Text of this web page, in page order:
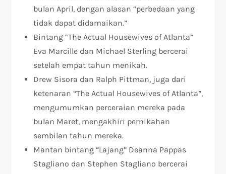
bulan April, dengan alasan “perbedaan yang
tidak dapat didamaikan.”
Bintang “The Actual Housewives of Atlanta”
Eva Marcille dan Michael Sterling bercerai
setelah empat tahun menikah.
Drew Sisora ​​dan Ralph Pittman, juga dari
ketenaran “The Actual Housewives of Atlanta”,
mengumumkan perceraian mereka pada
bulan Maret, mengakhiri pernikahan
sembilan tahun mereka.
Mantan bintang “Lajang” Deanna Pappas
Stagliano dan Stephen Stagliano bercerai